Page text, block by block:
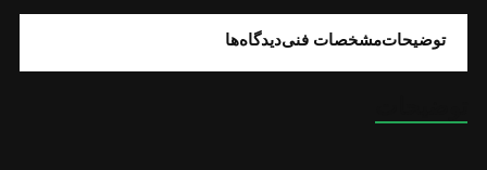
توضیحاتمشخصات فنیدیدگاه‌ها